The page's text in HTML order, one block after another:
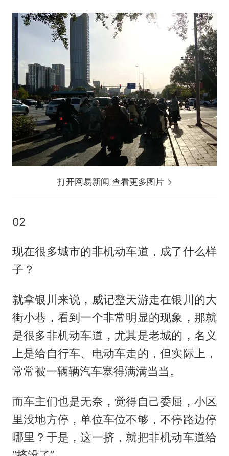
打开网易新闻 查看更多图片
02
现在很多城市的非机动车道，成了什么样
子？
就拿银川来说，威记整天游走在银川的大
街小巷，看到一个非常明显的现象，那就
是很多非机动车道，尤其是老城的，名义
上是给自行车、电动车走的，但实际上，
常常被一辆辆汽车塞得满满当当。
而车主们也是无奈，觉得自己委屈，小区
里没地方停，单位车位不够，不停路边停
哪里？于是，这一挤，就把非机动车道给